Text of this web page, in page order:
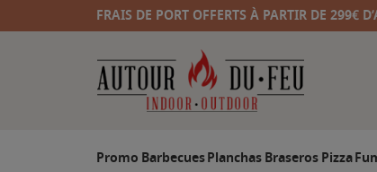
FRAIS DE PORT OFFERTS À PARTIR DE 299€
Promo BarbecuesPlanchasBraserosPizza